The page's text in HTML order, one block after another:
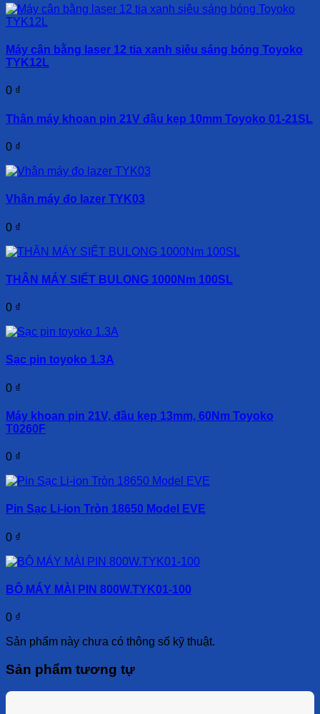
Máy cân bằng laser 12 tia xanh siêu sáng bóng Toyoko
TYK12L
0 ₫
Thân máy khoan pin 21V đầu kẹp 10mm Toyoko 01-21SL
0 ₫
Vhân máy đo lazer TYK03
0 ₫
THÂN MÁY SIẾT BULONG 1000Nm 100SL
0 ₫
Sạc pin toyoko 1.3A
0 ₫
Máy khoan pin 21V, đầu kẹp 13mm, 60Nm Toyoko
T0260F
0 ₫
Pin Sạc Li-ion Tròn 18650 Model EVE
0 ₫
BỘ MÁY MÀI PIN 800W.TYK01-100
0 ₫
Sản phẩm này chưa có thông số kỹ thuật.
Sản phẩm tương tự